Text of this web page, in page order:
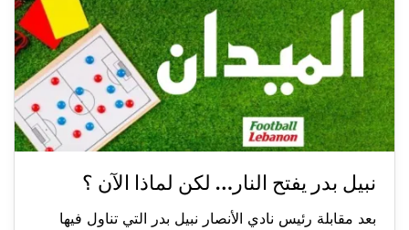
نبيل بدر يفتح النار… لكن لماذا الآن ؟
بعد مقابلة رئيس نادي الأنصار نبيل بدر التي تناول فيها